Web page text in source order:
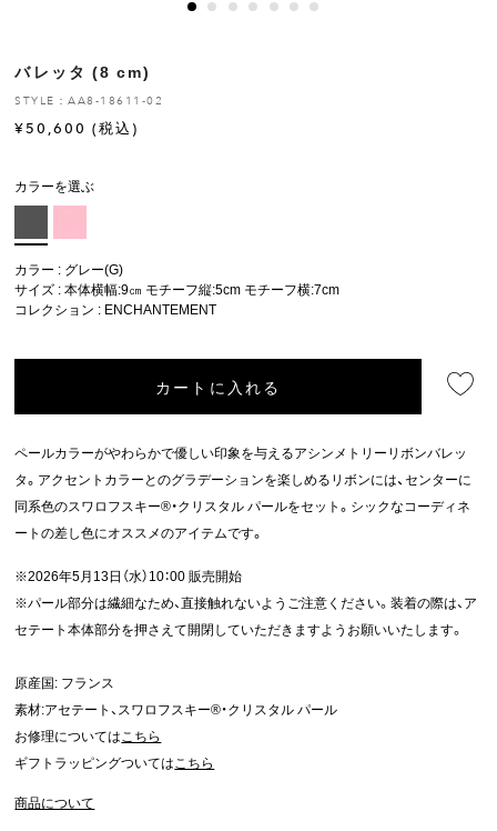
お修理について
バレッタ (8 cm)
STYLE：AA8-18611-02
¥50,600 (税込)
カラーを選ぶ
カラー : グレー(G)
サイズ : 本体横幅:9㎝ モチーフ縦:5cm モチーフ横:7cm
コレクション : ENCHANTEMENT
カートに入れる
ペールカラーがやわらかで優しい印象を与えるアシンメトリーリボンバレッ
タ。アクセントカラーとのグラデーションを楽しめるリボンには、センターに
同系色のスワロフスキー®・クリスタル パールをセット。シックなコーディネ
ートの差し色にオススメのアイテムです。
※2026年5月13日（水）10：00 販売開始
※パール部分は繊細なため、直接触れないようご注意ください。装着の際は、ア
セテート本体部分を押さえて開閉していただきますようお願いいたします。
原産国: フランス
素材:アセテート、スワロフスキー®・クリスタル パール
お修理についてはこちら
ギフトラッピングついてはこちら
商品について